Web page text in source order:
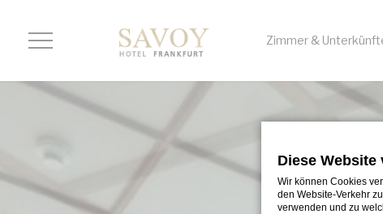
Diese Website
Wir können Cookies
den Website-Verkehr
verwenden und zu
Zimmer &